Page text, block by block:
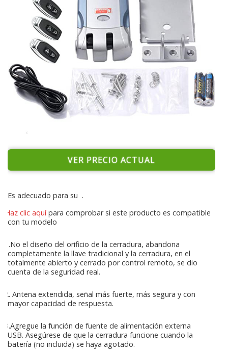
VER PRECIO ACTUAL
Es adecuado para su .
Haz clic aquípara comprobar si este producto es compatible
con tu modelo
1.No el diseño del orificio de la cerradura, abandona
completamente la llave tradicional y la cerradura, en el
totalmente abierto y cerrado por control remoto, se dio
cuenta de la seguridad real.
2. Antena extendida, señal más fuerte, más segura y con
mayor capacidad de respuesta.
3.Agregue la función de fuente de alimentación externa
USB. Asegúrese de que la cerradura funcione cuando la
batería (no incluida) se haya agotado.